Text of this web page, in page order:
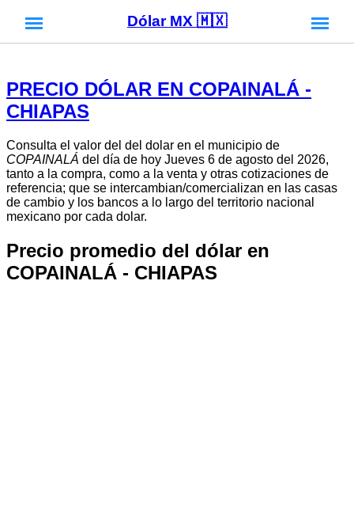
Dólar MX 🇲🇽
PRECIO DÓLAR EN COPAINALÁ -
CHIAPAS
Consulta el valor del del dolar en el municipio de
COPAINALÁ del día de hoy Jueves 6 de agosto del 2026,
tanto a la compra, como a la venta y otras cotizaciones de
referencia; que se intercambian/comercializan en las casas
de cambio y los bancos a lo largo del territorio nacional
mexicano por cada dolar.
Precio promedio del dólar en
COPAINALÁ - CHIAPAS